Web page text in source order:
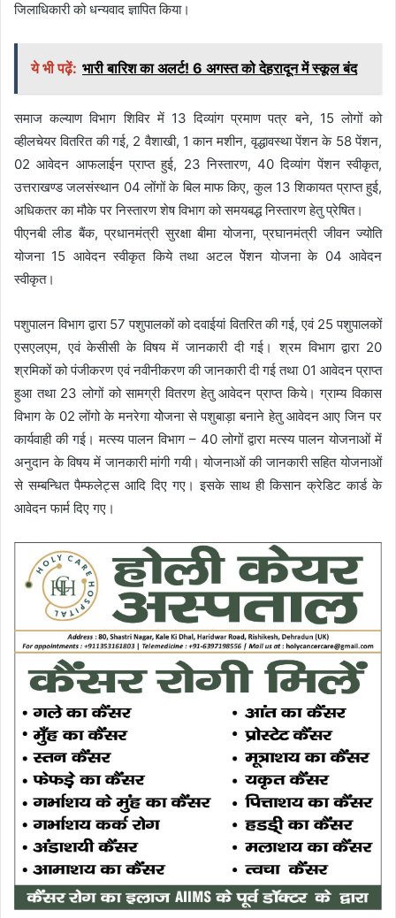
जिलाधिकारी को धन्यवाद ज्ञापित किया।
ये भी पढ़ें: भारी बारिश का अलर्ट! 6 अगस्त को देहरादून में स्कूल बंद
समाज कल्याण विभाग शिविर में 13 दिव्यांग प्रमाण पत्र बने, 15 लोगों को
व्हीलचेयर वितरित की गई, 2 वैशाखी, 1 कान मशीन, वृद्धावस्था पेंशन के 58 पेंशन,
02 आवेदन आफलाईन प्राप्त हुई, 23 निस्तारण, 40 दिव्यांग पेंशन स्वीकृत,
उत्तराखण्ड जलसंस्थान 04 लोंगों के बिल माफ किए, कुल 13 शिकायत प्राप्त हुई,
अधिकतर का मौके पर निस्तारण शेष विभाग को समयबद्ध निस्तारण हेतु प्रेषित।
पीएनबी लीड बैंक, प्रधानमंत्री सुरक्षा बीमा योजना, प्रघानमंत्री जीवन ज्योति
योजना 15 आवेदन स्वीकृत किये तथा अटल पेेंशन योजना के 04 आवेदन
स्वीकृत।
पशुपालन विभाग द्वारा 57 पशुपालकों को दवाईयां वितरित की गई, एवं 25 पशुपालकों
एसएलएम, एवं केसीसी के विषय में जानकारी दी गई। श्रम विभाग द्वारा 20
श्रमिकों को पंजीकरण एवं नवीनीकरण की जानकारी दी गई तथा 01 आवेदन प्राप्त
हुआ तथा 23 लोगों को सामग्री वितरण हेतु आवेदन प्राप्त किये। ग्राम्य विकास
विभाग के 02 लोंगो के मनरेगा योेजना से पशुबाड़ा बनाने हेतु आवेदन आए जिन पर
कार्यवाही की गई। मत्स्य पालन विभाग – 40 लोगों द्वारा मत्स्य पालन योजनाओं में
अनुदान के विषय में जानकारी मांगी गयी। योजनाओं की जानकारी सहित योजनाओं
से सम्बन्धित पैम्फलेट्स आदि दिए गए। इसके साथ ही किसान क्रेडिट कार्ड के
आवेदन फार्म दिए गए।